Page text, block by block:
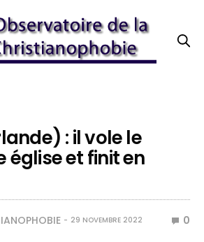
: il vole le
église et finit en
29 NOVEMBRE 2022 0